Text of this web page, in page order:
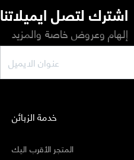
اشترك لتصل ايميلاتنا
إلهام وعروض خاصة والمزيد
خدمة الزبائن
المتجر الأقرب اليك